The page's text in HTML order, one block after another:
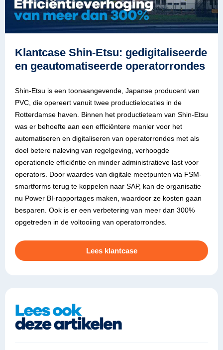
Klantcase Shin-Etsu: gedigitaliseerde
en geautomatiseerde operatorrondes
Shin-Etsu is een toonaangevende, Japanse producent van
PVC, die opereert vanuit twee productielocaties in de
Rotterdamse haven. Binnen het productieteam van Shin-Etsu
was er behoefte aan een efficiëntere manier voor het
automatiseren en digitaliseren van operatorrondes met als
doel betere naleving van regelgeving, verhoogde
operationele efficiëntie en minder administratieve last voor
operators. Door waardes van digitale meetpunten via FSM-
smartforms terug te koppelen naar SAP, kan de organisatie
nu Power BI-rapportages maken, waardoor ze kosten gaan
besparen. Ook is er een verbetering van meer dan 300%
opgetreden in de voltooiing van operatorrondes.
Lees klantcase